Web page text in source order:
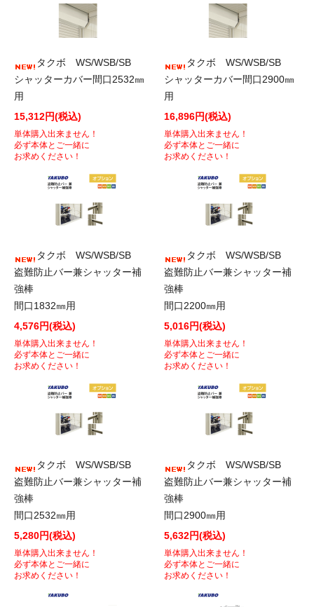
タクボ WS/WSB/SB
シャッターカバー間口2532㎜
用
15,312円(税込)
単体購入出来ません！
必ず本体とご一緒に
お求めください！
タクボ WS/WSB/SB
シャッターカバー間口2900㎜
用
16,896円(税込)
単体購入出来ません！
必ず本体とご一緒に
お求めください！
タクボ WS/WSB/SB
盗難防止バー兼シャッター補
強棒
間口1832㎜用
4,576円(税込)
単体購入出来ません！
必ず本体とご一緒に
お求めください！
タクボ WS/WSB/SB
盗難防止バー兼シャッター補
強棒
間口2200㎜用
5,016円(税込)
単体購入出来ません！
必ず本体とご一緒に
お求めください！
タクボ WS/WSB/SB
盗難防止バー兼シャッター補
強棒
間口2532㎜用
5,280円(税込)
単体購入出来ません！
必ず本体とご一緒に
お求めください！
タクボ WS/WSB/SB
盗難防止バー兼シャッター補
強棒
間口2900㎜用
5,632円(税込)
単体購入出来ません！
必ず本体とご一緒に
お求めください！